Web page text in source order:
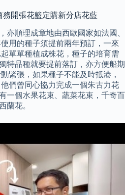
開張花籃定購新分店花藍
亦順理成章地由西歐國家如法國、
用的種子須提前兩年預訂，一來
單單種植成株花，種子的培育需
特品種就要提前落訂，亦方便船期
緊張，如果種子不能及時抵港，
們曾同心協力完成一個朱古力花
一個水果花束、蔬菜花束，千奇百
蘭花。